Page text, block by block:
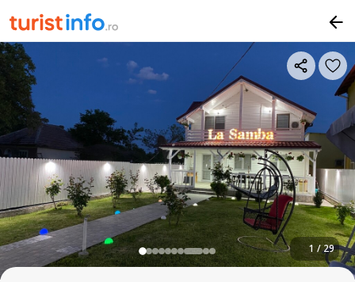
1 / 29